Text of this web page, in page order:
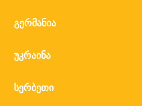
გერმანია
უკრაინა
სერბეთი